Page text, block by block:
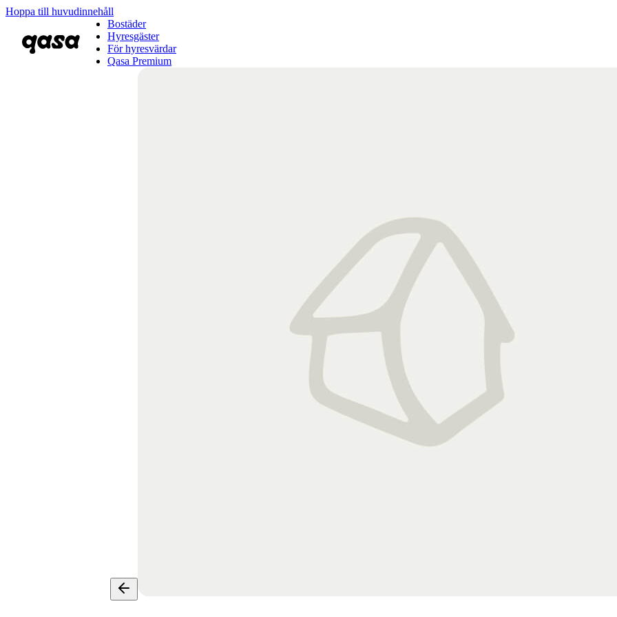
Hoppa till huvudinnehåll
Bostäder
Hyresgäster
För hyresvärdar
Qasa Premium